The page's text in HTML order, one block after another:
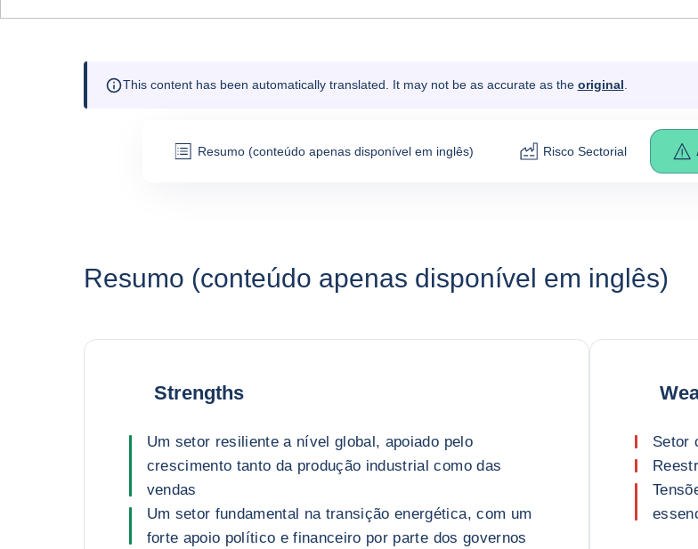
This content has been automatically translated. It may not be as accurate as the original
Resumo (conteúdo apenas disponível em inglês) Risco Sectorial
Resumo (conteúdo apenas disponível em inglês)
Strengths
Um setor resiliente a nível global, apoiado pelo
crescimento tanto da produção industrial como das
vendas
Um setor fundamental na transição energética, com um
forte apoio político e financeiro por parte dos governos
Setor